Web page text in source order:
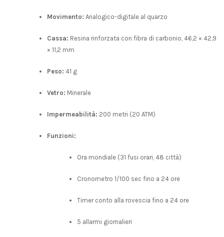
Movimento: Analogico-digitale al quarzo
Cassa: Resina rinforzata con fibra di carbonio, 46,2 × 42,9
× 11,2 mm
Peso: 41 g
Vetro: Minerale
Impermeabilità: 200 metri (20 ATM)
Funzioni:
Ora mondiale (31 fusi orari, 48 città)
Cronometro 1/100 sec fino a 24 ore
Timer conto alla rovescia fino a 24 ore
5 allarmi giornalieri